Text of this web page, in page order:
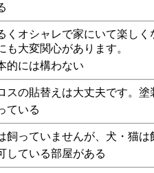
くオシャレで家にいて楽し
も大変関心があります。
的には構わない
スの貼替えは大丈夫です。
ている
飼っていませんが、犬・猫は
している部屋がある